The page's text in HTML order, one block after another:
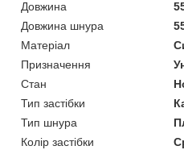
Довжина
Довжина шнура
Матеріал
Призначення
Стан
Тип застібки
Тип шнура
Колір застібки